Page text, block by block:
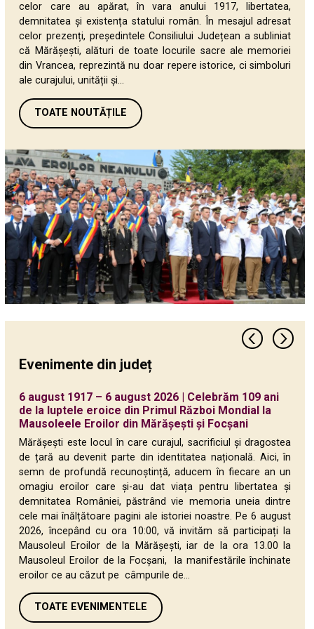
celor care au apărat, în vara anului 1917, libertatea,
demnitatea și existența statului român. În mesajul adresat
celor prezenți, președintele Consiliului Județean a subliniat
că Mărășești, alături de toate locurile sacre ale memoriei
din Vrancea, reprezintă nu doar repere istorice, ci simboluri
ale curajului, unității și...
TOATE NOUTĂȚILE
Evenimente din județ
6 august 1917 – 6 august 2026 | Celebrăm 109 ani
de la luptele eroice din Primul Război Mondial la
Mausoleele Eroilor din Mărășești și Focșani
Mărășești este locul în care curajul, sacrificiul și dragostea
de țară au devenit parte din identitatea națională. Aici, în
semn de profundă recunoștință, aducem în fiecare an un
omagiu eroilor care și-au dat viața pentru libertatea și
demnitatea României, păstrând vie memoria uneia dintre
cele mai înălțătoare pagini ale istoriei noastre. Pe 6 august
2026, începând cu ora 10:00, vă invităm să participați la
Mausoleul Eroilor de la Mărășești, iar de la ora 13.00 la
Mausoleul Eroilor de la Focșani, la manifestările închinate
eroilor ce au căzut pe câmpurile de...
TOATE EVENIMENTELE
CJ Vrancea susține și în acest an Olimpiada
Națională de Inovație și Creativitate Digitală
„InfoEducație” | 28–31 iulie 2026
Festivalul-Concurs al Ansamblurilor Folclorice
Tradiționale „Pe Plaiul Tojanului” – 26 iulie 2026
Zilele Portului Popular Vrâncean: 20 – 24 iunie
2026, la Muzeul Vrancei
TÂRGUL DE CARTE de la Focșani, ediția a XX-a: 11 –
14 iunie 2026
Copilăria sărbătorită prin sport și educație:
Competiții naționale și Ziua Porților Deschise la
Bazinul de Înot al Consiliului Județean Vrancea
Festivalul Pastoral „Boteitul Oilor” de la Negrilești
– un pilon strategic pentru promovarea brandului
„Vrancea Autentică”
Aproape 300 de copii au adus primăvara în apă, la
„Cupa Mărțișorul Vrancei”
Copii din toată țara dau startul primăverii la Cupa
Mărțișorul Vrancei, la Bazinul Consiliului Județean
Campionatul Național Junioare U18 și Liga de Fete
la Polo, în Bazinul Consiliului Județean Vrancea
Săptămâna Lecturii în Vrancea
24 ianuarie – Ziua Unirii Principatelor Române,
sărbătorită la Focșani
160 de ani de excelență în educație – Colegiul
Național „Unirea” Focșani
Campionatul Național de Polo – Juniori U18, la
Bazinul de Înot al Consiliului Județean Vrancea
Concursul de înot „Campion în Vrancea de Moș
Nicolae” – ediția 2025